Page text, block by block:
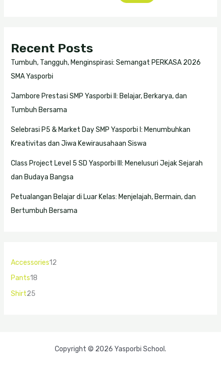
Recent Posts
Tumbuh, Tangguh, Menginspirasi: Semangat PERKASA 2026
SMA Yasporbi
Jambore Prestasi SMP Yasporbi II: Belajar, Berkarya, dan
Tumbuh Bersama
Selebrasi P5 & Market Day SMP Yasporbi I: Menumbuhkan
Kreativitas dan Jiwa Kewirausahaan Siswa
Class Project Level 5 SD Yasporbi III: Menelusuri Jejak Sejarah
dan Budaya Bangsa
Petualangan Belajar di Luar Kelas: Menjelajah, Bermain, dan
Bertumbuh Bersama
Accessories12
Pants18
Shirt25
Copyright © 2026 Yasporbi School.